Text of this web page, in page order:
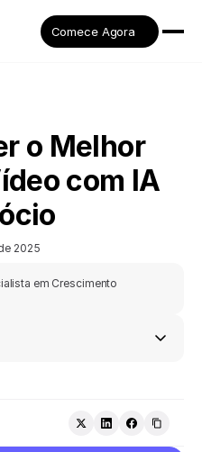
Comece Agora
o Melhor
com IA
2025
em Crescimento